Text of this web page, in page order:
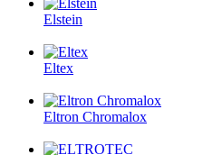
Elstein
Eltex
Eltron Chromalox